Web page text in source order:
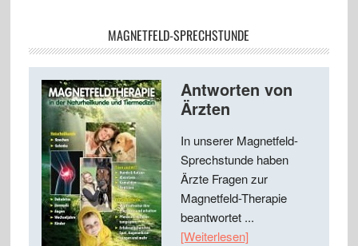
MAGNETFELD-SPRECHSTUNDE
Antworten von
Ärzten
In unserer Magnetfeld-
Sprechstunde haben
Ärzte Fragen zur
Magnetfeld-Therapie
beantwortet ...
[Weiterlesen]